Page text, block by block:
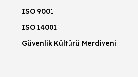
ISO 9001
ISO 14001
Güvenlik Kültürü Merdiveni